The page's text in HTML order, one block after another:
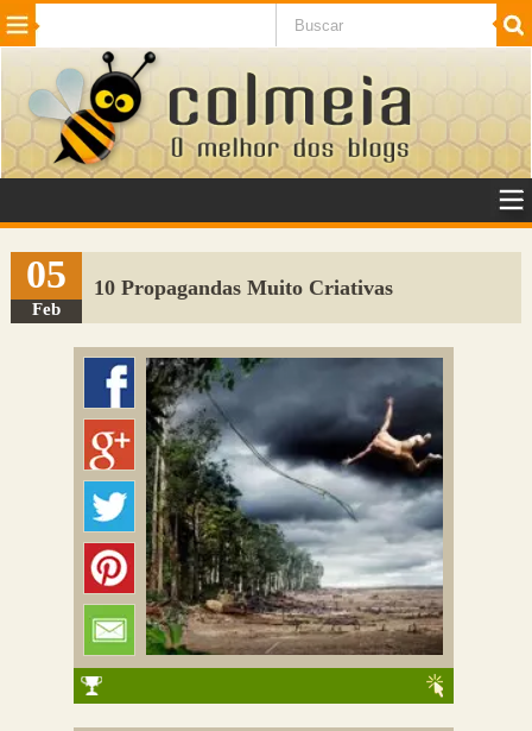
Beleza Cinema e TV
Internet Jogos NotÃ­cias SaÃºde
VeÃ­culos Adulto
Sugerir Link
Adicionar Blog
Colmeia Exchange
Perguntas Frequentes
05
Feb
10 Propagandas Muito Criativas